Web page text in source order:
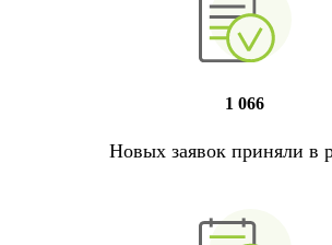
1 066
Новых заявок приняли в